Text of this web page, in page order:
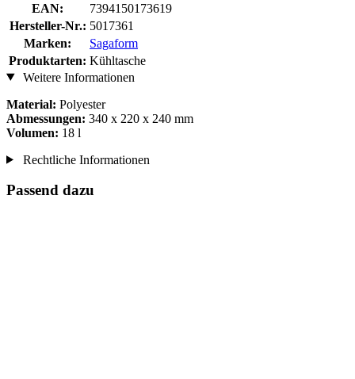
EAN:
7394150173619
Hersteller-Nr.: 5017361
Marken:
Sagaform
Produktarten: Kühltasche
Weitere Informationen
Material: Polyester
Abmessungen: 340 x 220 x 240 mm
Volumen: 18 l
Rechtliche Informationen
Passend dazu